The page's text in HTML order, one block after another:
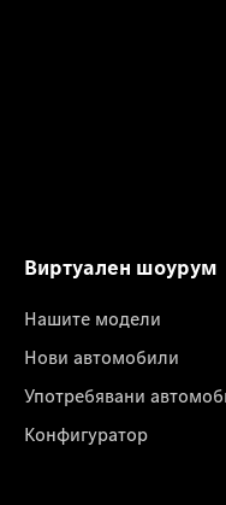
Виртуален шоурум
Нашите модели
Нови автомобили
Употребявани
Конфигуратор